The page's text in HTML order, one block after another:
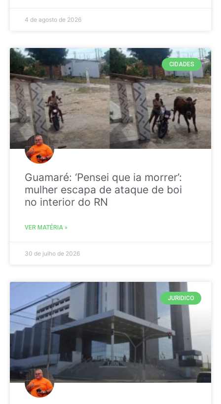
4 de agosto de 2026
CIDADES
Guamaré: ‘Pensei que ia morrer’:
mulher escapa de ataque de boi
no interior do RN
VER MATÉRIA »
30 de julho de 2026
JURIDICO